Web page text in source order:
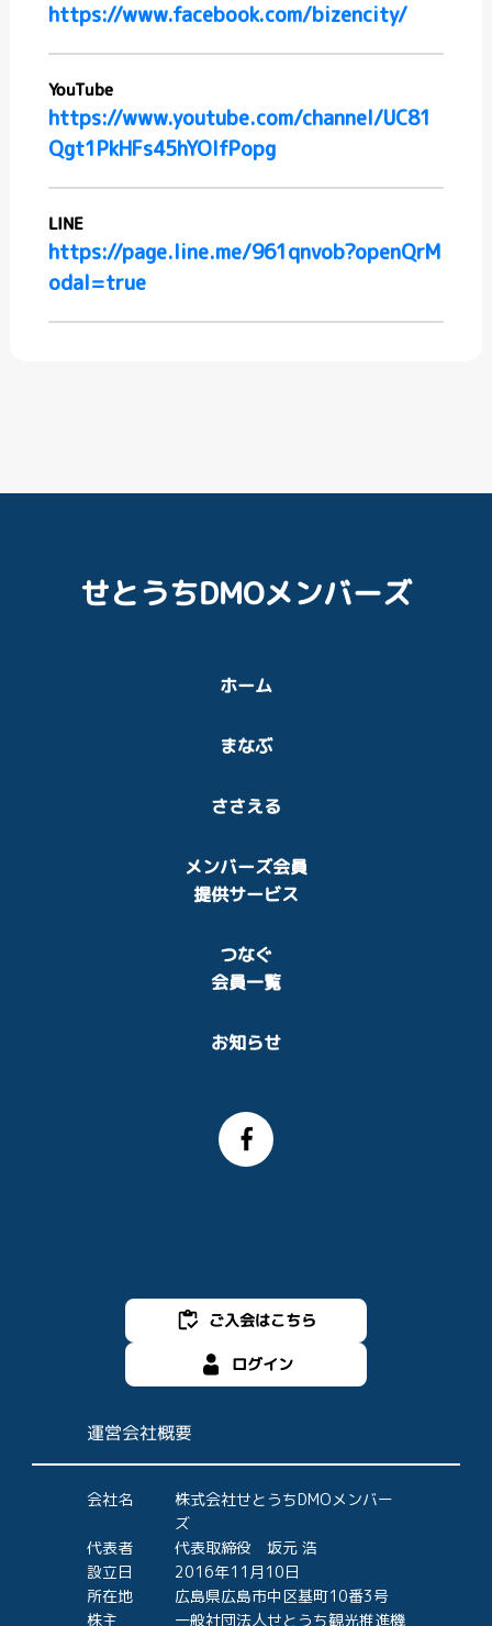
https://www.facebook.com/bizencity/
YouTube
https://www.youtube.com/channel/UC81
Qgt1PkHFs45hYOIfPopg
LINE
https://page.line.me/961qnvob?openQrM
odal=true
せとうちDMOメンバーズ
ホーム
まなぶ
ささえる
メンバーズ会員
提供サービス
つなぐ
会員一覧
お知らせ
ご入会はこちら
ログイン
運営会社概要
会社名
株式会社せとうちDMOメンバー
ズ
代表者
代表取締役 坂元 浩
設立日
2016年11月10日
所在地
広島県広島市中区基町10番3号
株主
一般社団法人せとうち観光推進機